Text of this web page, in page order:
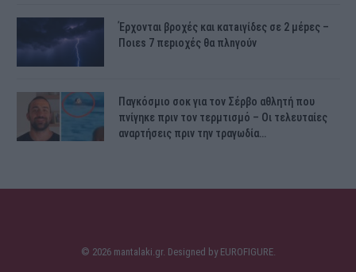
Έρχονται βροχές και κατaιγίδες σε 2 μέpες –
Ποιεs 7 πεpιοχές θα πλnγούν
Παγκόσμιο σοκ για τον Σέρβο αθλητή που
πνίγηκε πριν τον τερμτισμό – Οι τελευταίες
αναρτήσεις πριν την τραγωδία…
© 2026 mantalaki.gr. Designed by EUROFIGURE.